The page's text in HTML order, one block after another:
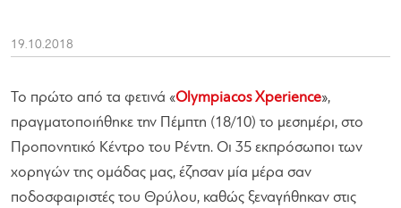
19.10.2018
Το πρώτο από τα φετινά «Olympiacos Xperience»,
πραγματοποιήθηκε την Πέμπτη (18/10) το μεσημέρι, στο
Προπονητικό Κέντρο του Ρέντη. Οι 35 εκπρόσωποι των
χορηγών της ομάδας μας, έζησαν μία μέρα σαν
ποδοσφαιριστές του Θρύλου, καθώς ξεναγήθηκαν στις